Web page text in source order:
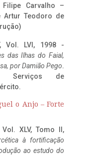
Carvalho –
Artur Teodoro de
Vol. LVI, 1998 -
das Ilhas do Faial,
por Damião Pego.
Serviços de
o Anjo – Forte
XLV, Tomo II,
à fortificação
ao estudo do